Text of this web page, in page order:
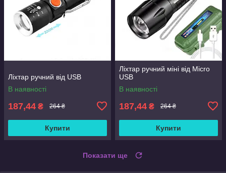
Ліхтар ручний від USB
В наявності
187,44 ₴ 264 ₴
Купити
Ліхтар ручний міні від Micro
USB
В наявності
187,44 ₴ 264 ₴
Купити
Показати ще